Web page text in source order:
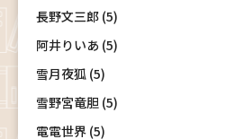
長野文三郎 (5)
阿井りいあ (5)
雪月夜狐 (5)
雪野宮竜胆 (5)
電電世界 (5)